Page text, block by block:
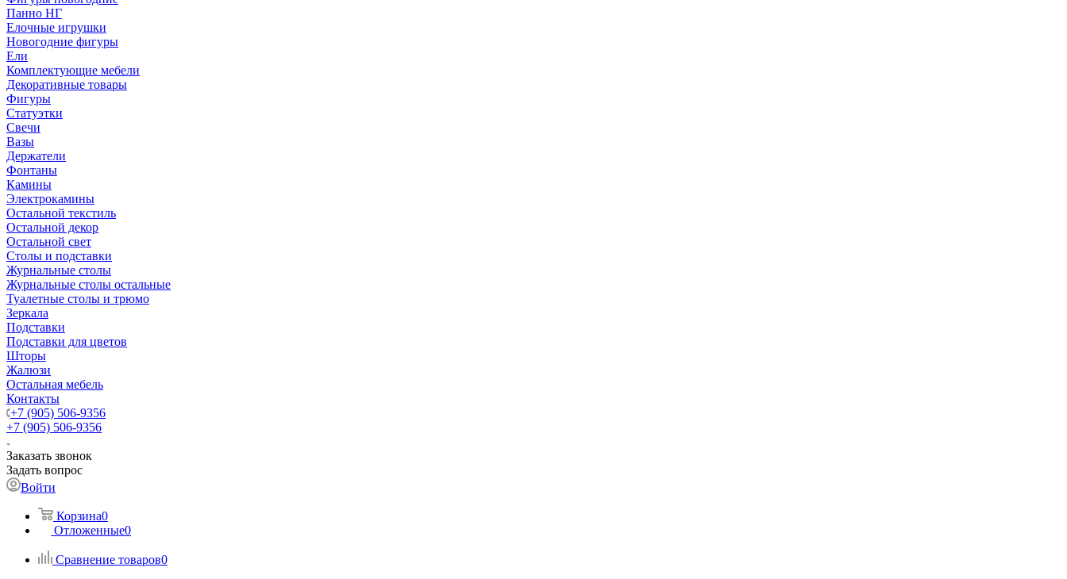
Панно НГ
Елочные игрушки
Новогодние фигуры
Ели
Комплектующие мебели
Декоративные товары
Фигуры
Статуэтки
Свечи
Вазы
Держатели
Фонтаны
Камины
Электрокамины
Остальной текстиль
Остальной декор
Остальной свет
Столы и подставки
Журнальные столы
Журнальные столы остальные
Туалетные столы и трюмо
Зеркала
Подставки
Подставки для цветов
Шторы
Жалюзи
Остальная мебель
Контакты
+7 (905) 506-9356
+7 (905) 506-9356
Заказать звонок
Задать вопрос
Войти
Корзина0
Отложенные0
Сравнение товаров0